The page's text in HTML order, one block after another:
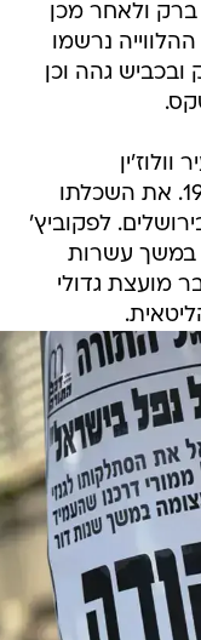
ברק ולאחר מכן
נרשמו
ובכביש גהה וכן
נולד בשנת 1913 בעיר וולוז'ין
בבלארוס ועלה לישראל בשנת 1936. את השכלתו
לפקוביץ'
במשך עשרות
אף כחבר מועצת גדולי